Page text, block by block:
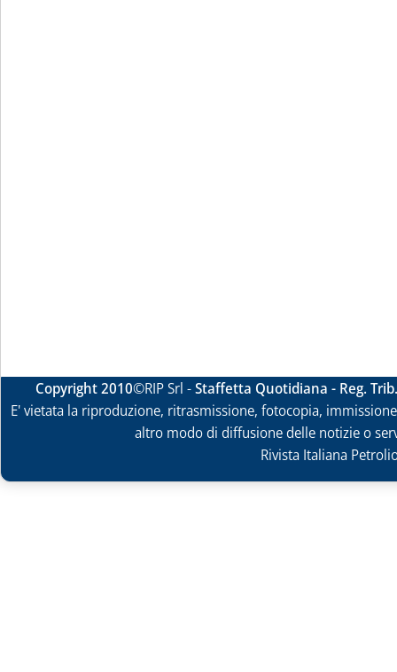
Copyright 2010©RIP Srl -Staffetta Quotidiana - Reg.
E' vietata la riproduzione, ritrasmissione, fotocopia,
altro modo di diffusione delle notizie o
Rivista Italiana